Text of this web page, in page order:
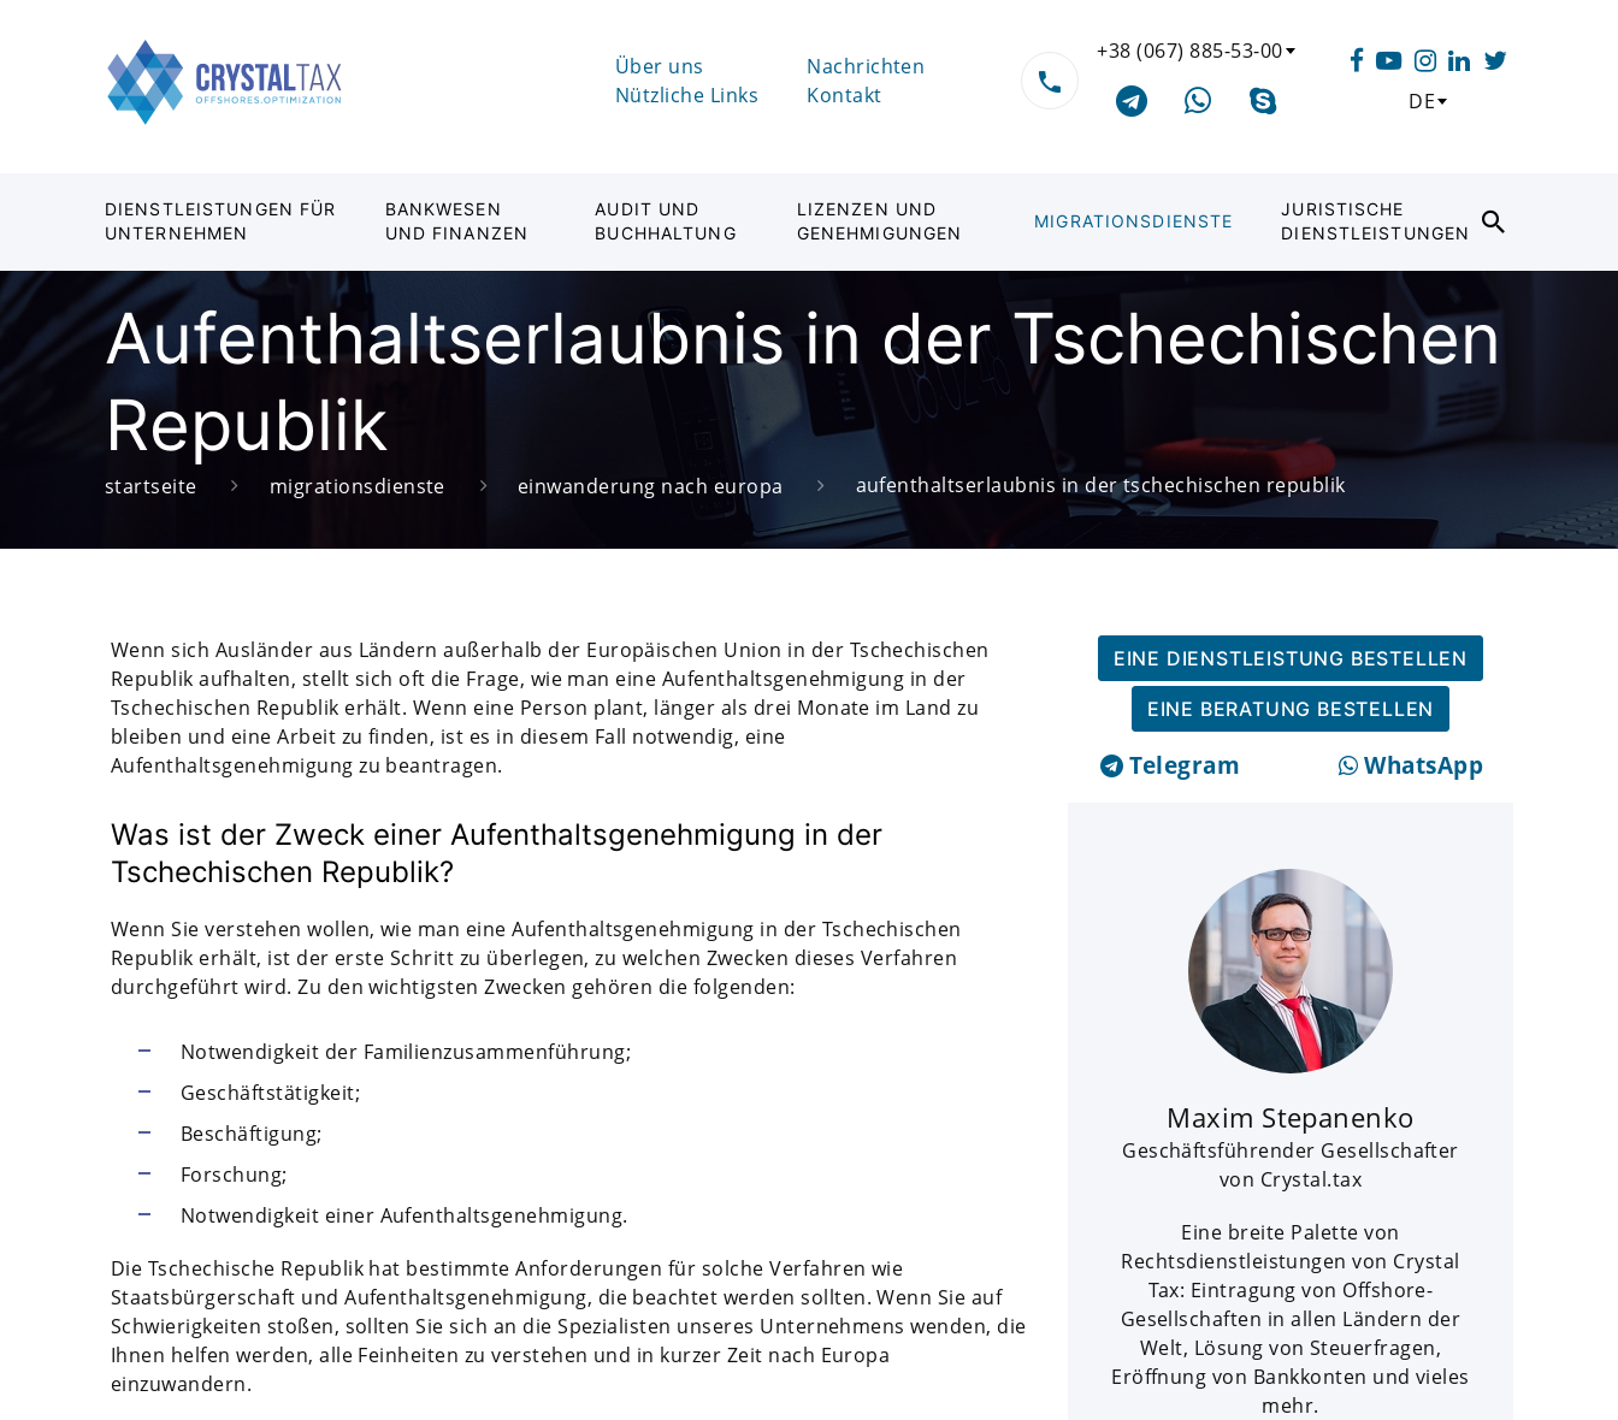
Über uns
Nützliche Links
Nachrichten
Kontakt
+38 (067) 885-53-00
DE
DIENSTLEISTUNGEN FÜR
UNTERNEHMEN
BANKWESEN
UND FINANZEN
AUDIT UND
BUCHHALTUNG
LIZENZEN UND
GENEHMIGUNGEN
MIGRATIONSDIENSTE
JURISTISCHE
DIENSTLEISTUNGEN
Aufenthaltserlaubnis in der Tschechischen
Republik
startseite migrationsdienste einwanderung nach europa aufenthaltserlaubnis in der tschechischen republik
Wenn sich Ausländer aus Ländern außerhalb der Europäischen Union in der Tschechischen
Republik aufhalten, stellt sich oft die Frage, wie man eine Aufenthaltsgenehmigung in der
Tschechischen Republik erhält. Wenn eine Person plant, länger als drei Monate im Land zu
bleiben und eine Arbeit zu finden, ist es in diesem Fall notwendig, eine
Aufenthaltsgenehmigung zu beantragen.
Was ist der Zweck einer Aufenthaltsgenehmigung in der
Tschechischen Republik?
Wenn Sie verstehen wollen, wie man eine Aufenthaltsgenehmigung in der Tschechischen
Republik erhält, ist der erste Schritt zu überlegen, zu welchen Zwecken dieses Verfahren
durchgeführt wird. Zu den wichtigsten Zwecken gehören die folgenden:
Notwendigkeit der Familienzusammenführung;
Geschäftstätigkeit;
Beschäftigung;
Forschung;
Notwendigkeit einer Aufenthaltsgenehmigung.
Die Tschechische Republik hat bestimmte Anforderungen für solche Verfahren wie
Staatsbürgerschaft und Aufenthaltsgenehmigung, die beachtet werden sollten. Wenn Sie auf
Schwierigkeiten stoßen, sollten Sie sich an die Spezialisten unseres Unternehmens wenden, die
Ihnen helfen werden, alle Feinheiten zu verstehen und in kurzer Zeit nach Europa
einzuwandern.
EINE DIENSTLEISTUNG BESTELLEN
EINE BERATUNG BESTELLEN
Telegram WhatsApp
Maxim Stepanenko
Geschäftsführender Gesellschafter
von Crystal.tax
Eine breite Palette von
Rechtsdienstleistungen von Crystal
Tax: Eintragung von Offshore-
Gesellschaften in allen Ländern der
Welt, Lösung von Steuerfragen,
Eröffnung von Bankkonten und vieles
mehr.